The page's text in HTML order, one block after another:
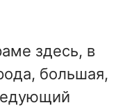
здесь, в
большая,